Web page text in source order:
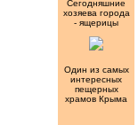
Сегодняшние
хозяева города
- ящерицы
Один из самых
интересных
пещерных
храмов Крыма